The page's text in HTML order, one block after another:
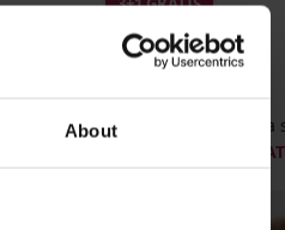
AboutKlasične gaćice
3+1